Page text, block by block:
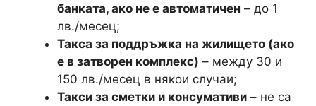
банката, ако не е автоматичен – до 1
лв./месец;
Такса за поддръжка на жилището (ако
е в затворен комплекс) – между 30 и
150 лв./месец в някои случаи;
Такси за сметки и консумативи – не са